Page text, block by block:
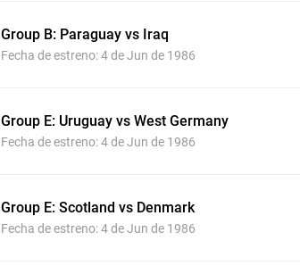
Group B: Paraguay vs Iraq
Fecha de estreno: 4 de Jun de 1986
Group E: Uruguay vs West Germany
Fecha de estreno: 4 de Jun de 1986
Group E: Scotland vs Denmark
Fecha de estreno: 4 de Jun de 1986